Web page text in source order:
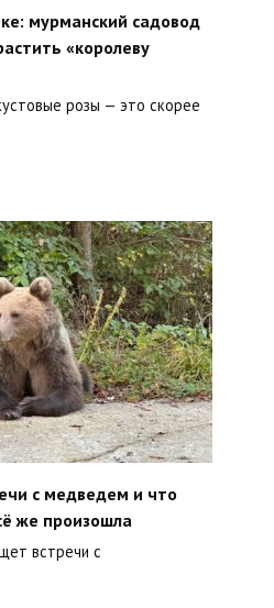
мурманский садовод
«королеву
розы — это скорее
с медведем и что
же произошла
встречи с